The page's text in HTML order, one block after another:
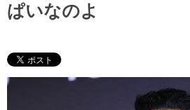
ぱいなのよ